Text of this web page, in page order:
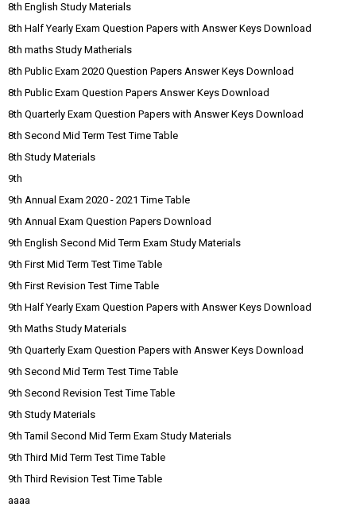
8th English Study Materials
8th Half Yearly Exam Question Papers with Answer Keys Download
8th maths Study Matherials
8th Public Exam 2020 Question Papers Answer Keys Download
8th Public Exam Question Papers Answer Keys Download
8th Quarterly Exam Question Papers with Answer Keys Download
8th Second Mid Term Test Time Table
8th Study Materials
9th
9th Annual Exam 2020 - 2021 Time Table
9th Annual Exam Question Papers Download
9th English Second Mid Term Exam Study Materials
9th First Mid Term Test Time Table
9th First Revision Test Time Table
9th Half Yearly Exam Question Papers with Answer Keys Download
9th Maths Study Materials
9th Quarterly Exam Question Papers with Answer Keys Download
9th Second Mid Term Test Time Table
9th Second Revision Test Time Table
9th Study Materials
9th Tamil Second Mid Term Exam Study Materials
9th Third Mid Term Test Time Table
9th Third Revision Test Time Table
aaaa